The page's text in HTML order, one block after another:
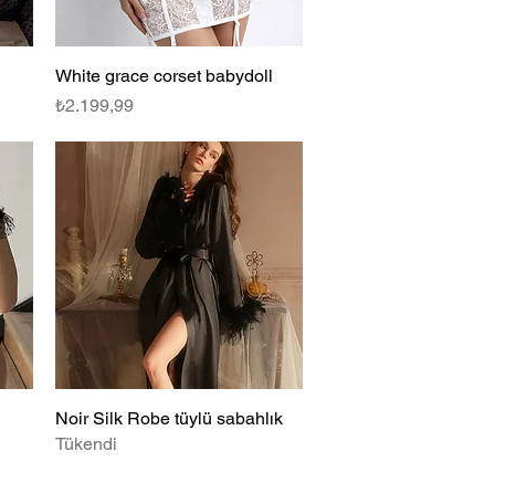
Hızlı Bakış
White grace corset babydoll
Fiyat
₺2.199,99
Hızlı Bakış
Noir Silk Robe tüylü sabahlık
Tükendi